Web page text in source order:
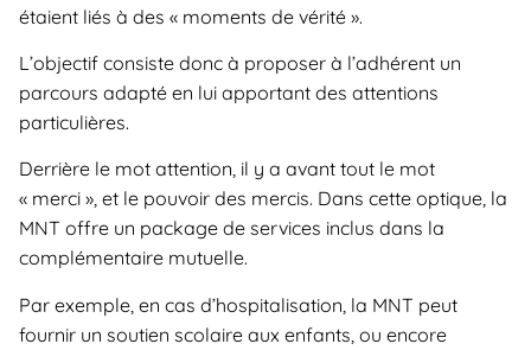
étaient liés à des « moments de vérité ».
L’objectif consiste donc à proposer à l’adhérent un
parcours adapté en lui apportant des attentions
particulières.
Derrière le mot attention, il y a avant tout le mot
« merci », et le pouvoir des mercis. Dans cette optique, la
MNT offre un package de services inclus dans la
complémentaire mutuelle.
Par exemple, en cas d’hospitalisation, la MNT peut
fournir un soutien scolaire aux enfants, ou encore